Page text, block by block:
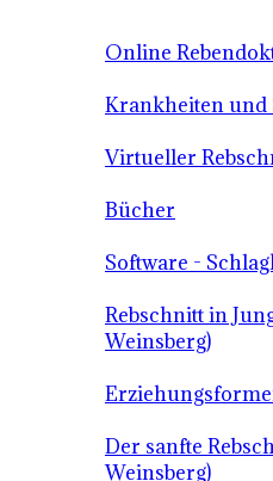
Online
Krankheiten und
Virtueller
Bücher
Software -
Rebschnitt in
Weinsberg)
Der sanfte
Weinsberg)